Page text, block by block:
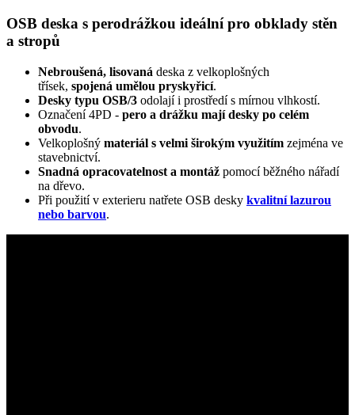
OSB deska s perodrážkou ideální pro obklady stěn
a stropů
Nebroušená, lisovaná deska z velkoplošných
třísek, spojená umělou pryskyřicí.
Desky typu OSB/3 odolají i prostředí s mírnou vlhkostí.
Označení 4PD - pero a drážku mají desky po celém
obvodu.
Velkoplošný materiál s velmi širokým využitím zejména ve
stavebnictví.
Snadná opracovatelnost a montáž pomocí běžného nářadí
na dřevo.
Při použití v exterieru natřete OSB desky kvalitní lazurou
nebo barvou.